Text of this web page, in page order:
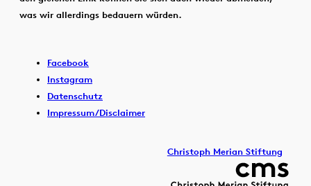
was wir allerdings bedauern würden.
Facebook
Instagram
Datenschutz
Impressum/Disclaimer
Christoph Merian Stiftung